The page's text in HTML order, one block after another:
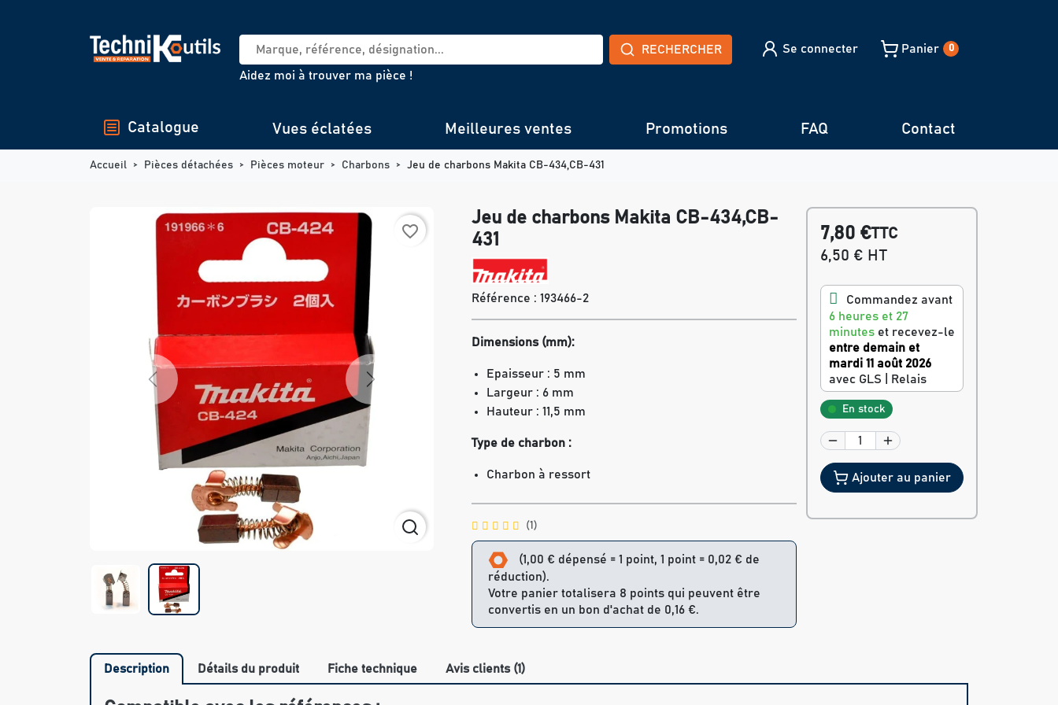
RECHERCHER
Aidez moi à trouver ma pièce !
Se connecter Panier 0
Catalogue Vues éclatées Meilleures ventes Promotions FAQ Contact
Accueil Pièces détachées Pièces moteur Charbons Jeu de charbons Makita CB-434,CB-431
favorite_border
Previous Next
Jeu de charbons Makita CB-434,CB-
431
Référence : 193466-2
Dimensions (mm):
Epaisseur : 5 mm
Largeur : 6 mm
Hauteur : 11,5 mm
Type de charbon :
Charbon à ressort
(1)
(1,00 € dépensé = 1 point, 1 point = 0,02 € de
réduction).
Votre panier totalisera 8 points qui peuvent être
convertis en un bon d'achat de 0,16 €.
7,80 €TTC
6,50 € HT
Commandez avant
6 heures et 27
minuteset recevez-le
entre demain et
mardi 11 août 2026
avec GLS | Relais
En stock
Ajouter au panier
Description Détails du produit Fiche technique Avis clients (1)